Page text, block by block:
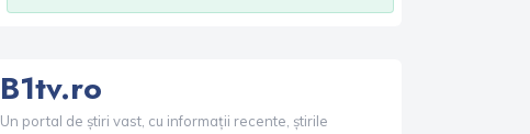
B1tv.ro
Un portal de știri vast, cu informații recente, știrile